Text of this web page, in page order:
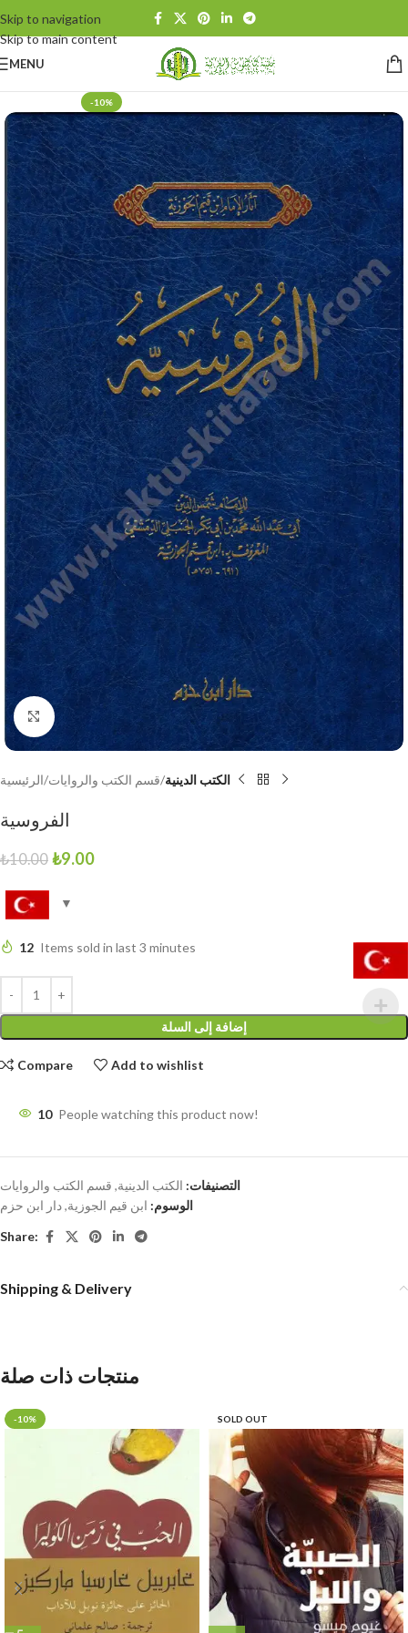
Skip to navigation
Skip to main content
MENU
-10%
Click to enlarge
الرئيسية قسم الكتب والروايات الكتب الدينية
الفروسية
₺10.00 ₺9.00
12 Items sold in last 3 minutes
إضافة إلى السلة
Compare Add to wishlist
10 People watching this product now!
التصنيفات: الكتب الدينية, قسم الكتب والروايات
الوسوم: ابن قيم الجوزية,دار ابن حزم
Share:
Shipping & Delivery
منتجات ذات صلة
-10% SOLD OUT